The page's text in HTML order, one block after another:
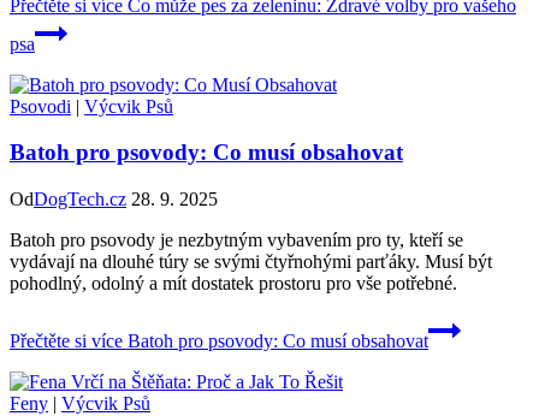
Přečtěte si více Co může pes za zeleninu: Zdravé volby pro vašeho
psa
Psovodi | Výcvik Psů
Batoh pro psovody: Co musí obsahovat
OdDogTech.cz 28. 9. 2025
Batoh pro psovody je nezbytným vybavením pro ty, kteří se
vydávají na dlouhé túry se svými čtyřnohými parťáky. Musí být
pohodlný, odolný a mít dostatek prostoru pro vše potřebné.
Přečtěte si více Batoh pro psovody: Co musí obsahovat
Feny | Výcvik Psů